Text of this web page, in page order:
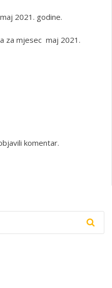
2021. godine.
za mjesec maj 2021.
komentar.